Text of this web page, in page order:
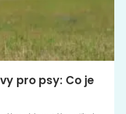
pro psy: Co je